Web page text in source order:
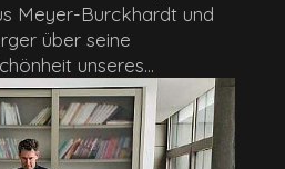
Meyer-Burckhardt und
über seine
unseres...